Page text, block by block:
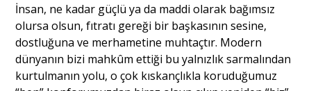
İnsan, ne kadar güçlü ya da maddi olarak bağımsız
olursa olsun, fıtratı gereği bir başkasının sesine,
dostluğuna ve merhametine muhtaçtır. Modern
dünyanın bizi mahkûm ettiği bu yalnızlık sarmalından
kurtulmanın yolu, o çok kıskançlıkla koruduğumuz